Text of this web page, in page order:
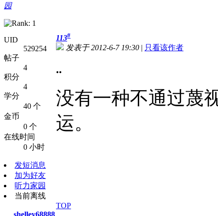
园
UID
529254
帖子
4
积分
4
学分
40 个
金币
0 个
在线时间
0 小时
发短消息
加为好友
听力家园
当前离线
113#
发表于 2012-6-7 19:30 | 只看该作者
..
没有一种不通过蔑
运。
TOP
shelley68888